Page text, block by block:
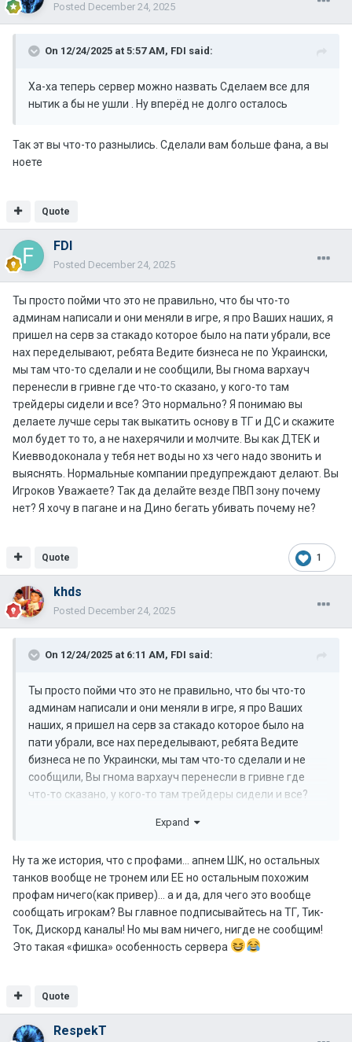
Posted December 24, 2025
On 12/24/2025 at 5:57 AM, FDI said:
Ха-ха теперь сервер можно назвать Сделаем все для
нытик а бы не ушли . Ну вперёд не долго осталось
Так эт вы что-то разнылись. Сделали вам больше фана, а вы
ноете
Quote
FDI
Posted December 24, 2025
Ты просто пойми что это не правильно, что бы что-то
админам написали и они меняли в игре, я про Ваших наших, я
пришел на серв за стакадо которое было на пати убрали, все
нах переделывают, ребята Ведите бизнеса не по Украински,
мы там что-то сделали и не сообщили, Вы гнома вархауч
перенесли в гривне где что-то сказано, у кого-то там
трейдеры сидели и все? Это нормально? Я понимаю вы
делаете лучше серы так выкатить основу в ТГ и ДС и скажите
мол будет то то, а не нахерячили и молчите. Вы как ДТЕК и
Киевводоконала у тебя нет воды но хз чего надо звонить и
выяснять. Нормальные компании предупреждают делают. Вы
Игроков Уважаете? Так да делайте везде ПВП зону почему
нет? Я хочу в пагане и на Дино бегать убивать почему не?
1
Quote
khds
Posted December 24, 2025
On 12/24/2025 at 6:11 AM, FDI said:
Ты просто пойми что это не правильно, что бы что-то
админам написали и они меняли в игре, я про Ваших
наших, я пришел на серв за стакадо которое было на
пати убрали, все нах переделывают, ребята Ведите
бизнеса не по Украински, мы там что-то сделали и не
сообщили, Вы гнома вархауч перенесли в гривне где
что-то сказано, у кого-то там трейдеры сидели и все?
выкатить основу в ТГ и ДС и скажите мол будет то то, а
Киевводоконала у тебя нет воды но хз чего надо
звонить и выяснять. Нормальные компании
предупреждают делают. Вы Игроков Уважаете? Так да
делайте везде ПВП зону почему нет? Я хочу в пагане и на
Дино бегать убивать почему не?
Expand
Ну та же история, что с профами… апнем ШК, но остальных
танков вообще не тронем или ЕЕ но остальным похожим
профам ничего(как привер)… а и да, для чего это вообще
сообщать игрокам? Вы главное подписывайтесь на ТГ, Тик-
Ток, Дискорд каналы! Но мы вам ничего, нигде не сообщим!
Это такая «фишка» особенность сервера
Quote
RespekT